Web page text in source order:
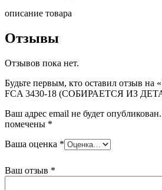
18
ИЗ
ДЕТАЛЕЙ
СКЛАДА)
описание товара
Отзывы
Отзывов пока нет.
Будьте первым, кто оставил отзыв на
FCA 3430-18 (СОБИРАЕТСЯ ИЗ
Ваш адрес email не будет опубликован.
помечены *
Ваша оценка *
Ваш отзыв *